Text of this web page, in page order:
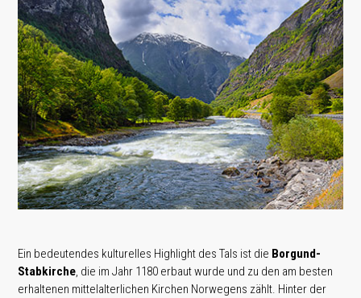
Ein bedeutendes kulturelles Highlight des Tals ist die Borgund-
Stabkirche, die im Jahr 1180 erbaut wurde und zu den am besten
erhaltenen mittelalterlichen Kirchen Norwegens zählt. Hinter der